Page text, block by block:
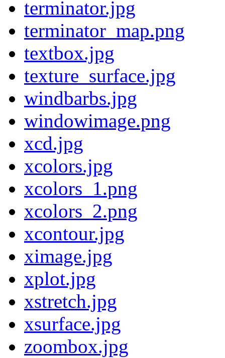
terminator.jpg
terminator_map.png
textbox.jpg
texture_surface.jpg
windbarbs.jpg
windowimage.png
xcd.jpg
xcolors.jpg
xcolors_1.png
xcolors_2.png
xcontour.jpg
ximage.jpg
xplot.jpg
xstretch.jpg
xsurface.jpg
zoombox.jpg